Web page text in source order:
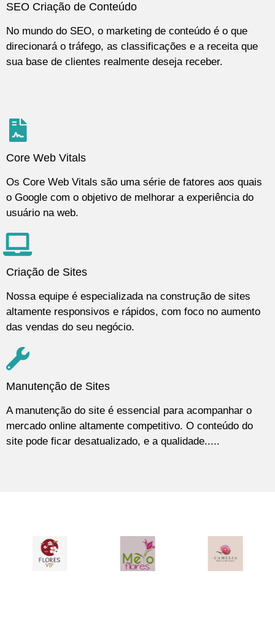
SEO Criação de Conteúdo
No mundo do SEO, o marketing de conteúdo é o que
direcionará o tráfego, as classificações e a receita que
sua base de clientes realmente deseja receber.
Core Web Vitals
Os Core Web Vitals são uma série de fatores aos quais
o Google com o objetivo de melhorar a experiência do
usuário na web.
Criação de Sites
Nossa equipe é especializada na construção de sites
altamente responsivos e rápidos, com foco no aumento
das vendas do seu negócio.
Manutenção de Sites
A manutenção do site é essencial para acompanhar o
mercado online altamente competitivo. O conteúdo do
site pode ficar desatualizado, e a qualidade.....